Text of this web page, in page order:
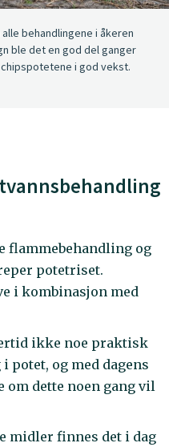
behandlingene i åkeren
ble det en god del ganger
i god vekst.
flammebehandling og
potetriset.
i kombinasjon med
ikke noe praktisk
og med dagens
dette noen gang vil
midler finnes det i dag